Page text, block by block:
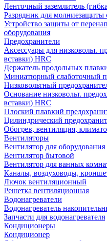
Ленточный заземлитель
Разрядник для молниезащиты
Устройство защиты от
оборудования
Предохранители
Аксессуары для низковольт.
вставки) HRC
Держатель продольных
Миниатюрный слаботочный
Низковольтный
Основание низковольт.
вставки) HRC
Плоский плавкий
Цилиндрический
Обогрев, вентиляция,
Вентиляторы
Вентилятор для оборудования
Вентилятор бытовой
Вентилятор для ванных
Каналы, воздуховоды,
Лючок вентиляционный
Решетка вентиляционная
Водонагреватели
Водонагреватель
Запчасти для водонагревателя
Кондиционеры
Кондиционер